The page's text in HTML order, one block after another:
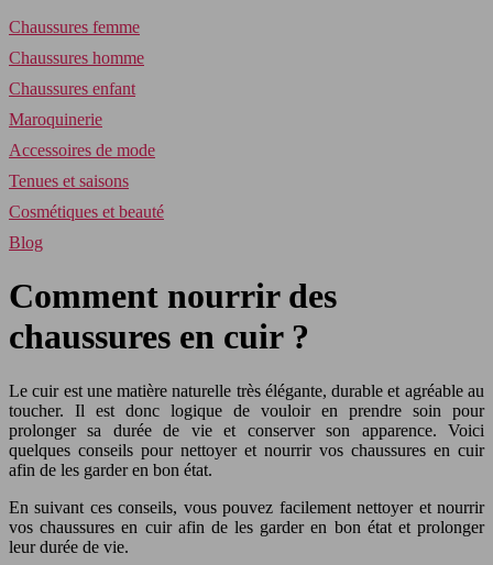
Chaussures femme
Chaussures homme
Chaussures enfant
Maroquinerie
Accessoires de mode
Tenues et saisons
Cosmétiques et beauté
Blog
Comment nourrir des
chaussures en cuir ?
Le cuir est une matière naturelle très élégante, durable et agréable au
toucher. Il est donc logique de vouloir en prendre soin pour
prolonger sa durée de vie et conserver son apparence. Voici
quelques conseils pour nettoyer et nourrir vos chaussures en cuir
afin de les garder en bon état.
En suivant ces conseils, vous pouvez facilement nettoyer et nourrir
vos chaussures en cuir afin de les garder en bon état et prolonger
leur durée de vie.